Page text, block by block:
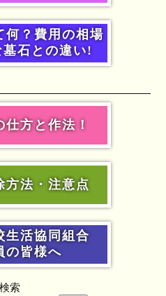
何？費用の相場
石との違い!
方と作法！
方法・注意点
生活協同組合
の皆様へ
検索